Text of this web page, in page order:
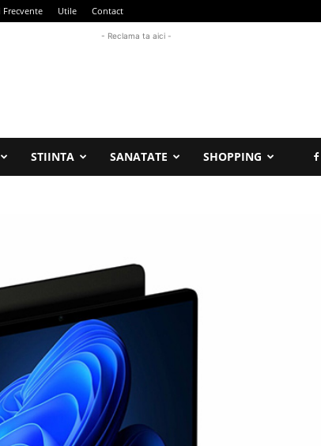
Frecvente Utile Contact
- Reclama ta aici -
STIINTA SANATATE SHOPPING